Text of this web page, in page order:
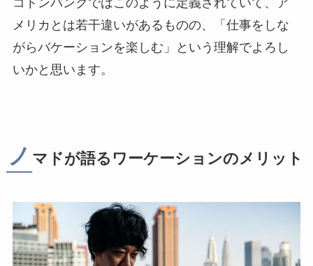
コトンバンクではこのように定義されていて、ア
メリカとは若干違いがあるものの、「仕事をしな
がらバケーションを楽しむ」という理解でよろし
いかと思います。
ノ マドが語るワーケーションのメリット